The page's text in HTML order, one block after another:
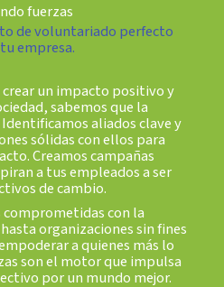
fuerzas
de voluntariado perfecto
empresa.
un impacto positivo y
sabemos que la
aliados clave y
sólidas con ellos para
Creamos campañas
a tus empleados a ser
de cambio.
comprometidas con la
organizaciones sin fines
a quienes más lo
son el motor que impulsa
por un mundo mejor.